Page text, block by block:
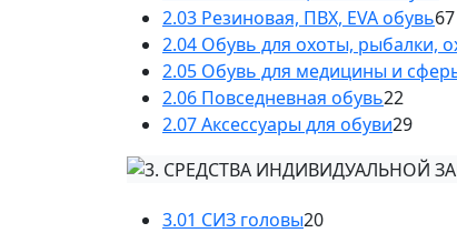
2.03 Резиновая, ПВХ, EVA обувь67
2.04 Обувь для охоты, рыбалки,
2.05 Обувь для медицины и
2.06 Повседневная обувь22
2.07 Аксессуары для обуви29
3.01 СИЗ головы20